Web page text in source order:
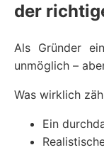
der
Als Gründer
unmöglich –
Was wirklich
Ein